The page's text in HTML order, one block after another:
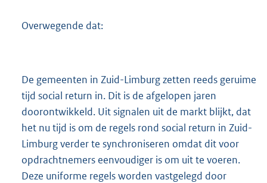
Overwegende dat:
De gemeenten in Zuid-Limburg zetten reeds geruime
tijd social return in. Dit is de afgelopen jaren
doorontwikkeld. Uit signalen uit de markt blijkt, dat
het nu tijd is om de regels rond social return in Zuid-
Limburg verder te synchroniseren omdat dit voor
opdrachtnemers eenvoudiger is om uit te voeren.
Deze uniforme regels worden vastgelegd door